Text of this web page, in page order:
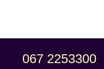
067 2253300